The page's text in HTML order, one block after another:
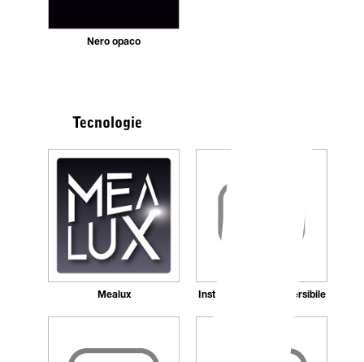
Nero opaco
Tecnologie
Mealux Installazione non reversibile